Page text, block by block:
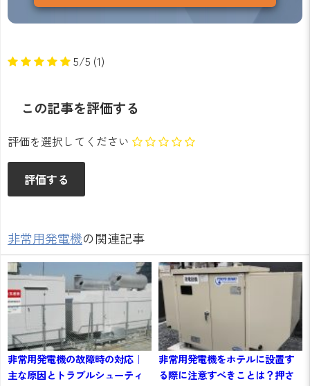
5/5 (1)
この記事を評価する
評価を選択してください
非常用発電機の関連記事
非常用発電機の故障時の対応｜
主な原因とトラブルシューティ
非常用発電機をホテルに設置す
る際に注意すべきことは？押さ